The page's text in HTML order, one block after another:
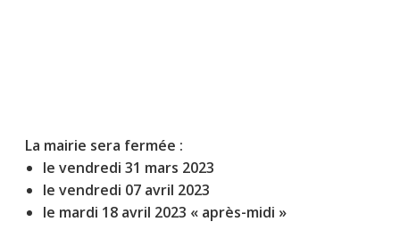
La mairie sera fermée :
le vendredi 31 mars 2023
le vendredi 07 avril 2023
le mardi 18 avril 2023 « après-midi »